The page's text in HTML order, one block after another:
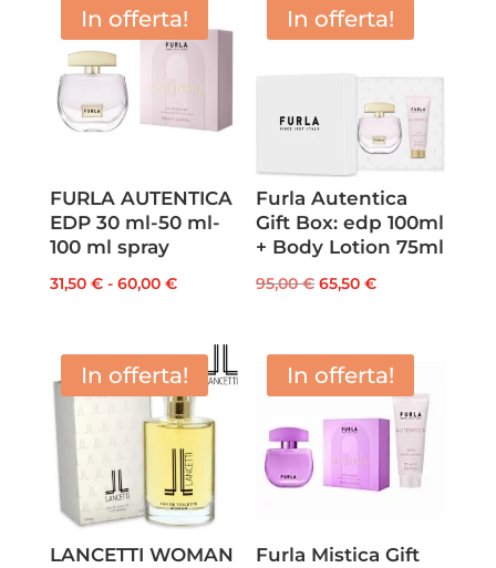
In offerta!
FURLA AUTENTICA
EDP 30 ml-50 ml-
100 ml spray
31,50 € - 60,00 €Fascia
da
31,50 €
a
60,00 €
In offerta!
Furla Autentica
Gift Box: edp 100ml
+ Body Lotion 75ml
95,00€ Il
era:
95,00 €.
65,50€Il
è:
65,50 €.
In offerta!
LANCETTI WOMAN
In offerta!
Furla Mistica Gift